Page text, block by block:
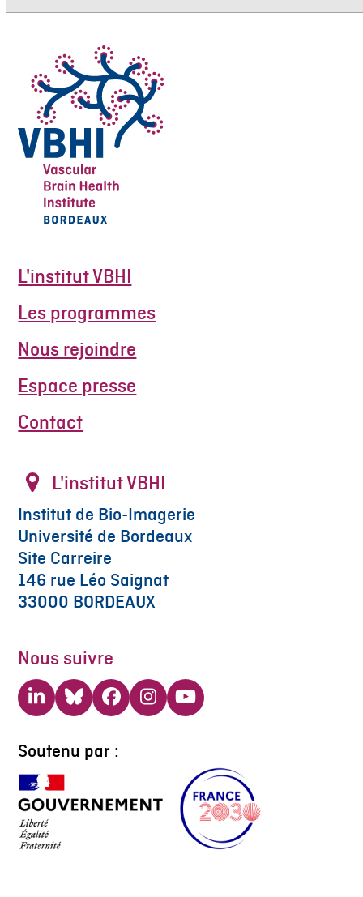
L'institut VBHI
Les programmes
Nous rejoindre
Espace presse
Contact
L'institut VBHI
Institut de Bio-Imagerie
Université de Bordeaux
Site Carreire
146 rue Léo Saignat
33000 BORDEAUX
Nous suivre
LinkedInBlueskyFacebook
Instagram
YouTube
Soutenu par :